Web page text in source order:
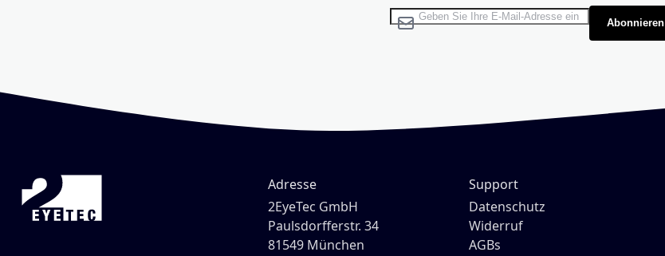
Melden Sie sich für unseren Newsletter an:
Abonnieren
Adresse
2EyeTec GmbH
Paulsdorfferstr. 34
81549 München
Support
Datenschutz
Widerruf
AGBs